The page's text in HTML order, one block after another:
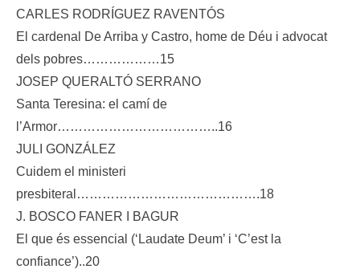
CARLES RODRÍGUEZ RAVENTÓS
El cardenal De Arriba y Castro, home de Déu i advocat
dels pobres………………15
JOSEP QUERALTÓ SERRANO
Santa Teresina: el camí de
l’Armor………………………………..16
JULI GONZÁLEZ
Cuidem el ministeri
presbiteral…………………………………….18
J. BOSCO FANER I BAGUR
El que és essencial (‘Laudate Deum’ i ‘C’est la
confiance’)..20